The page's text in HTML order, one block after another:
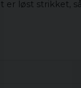
er løst strikket,